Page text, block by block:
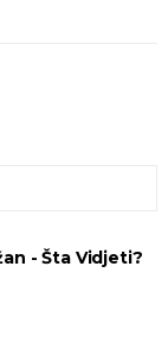
- Šta Vidjeti?